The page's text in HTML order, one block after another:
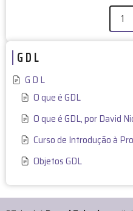
1
G D L
G D L
O que é GDL
O que é GDL, por David
Curso de Introdução à
Objetos GDL